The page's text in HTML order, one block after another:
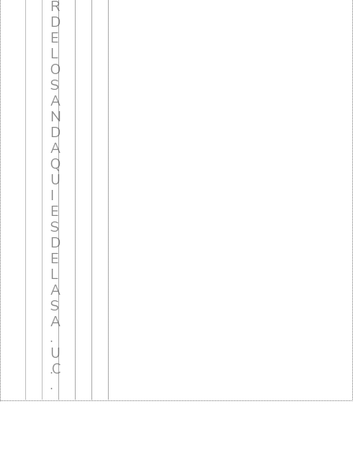
R
D
E
L
O
S
A
N
D
A
Q
U
I
E
S
D
E
L
A
S
A
.
U
.C
.